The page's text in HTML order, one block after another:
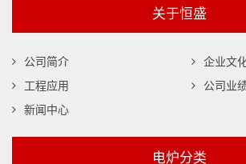
关于恒盛
公司简介
企业文
工程应用
公司业
新闻中心
电炉分类